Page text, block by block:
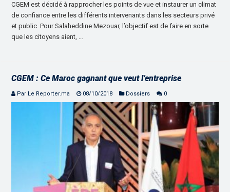
CGEM est décidé à rapprocher les points de vue et instaurer un climat
de confiance entre les différents intervenants dans les secteurs privé
et public. Pour Salaheddine Mezouar, l’objectif est de faire en sorte
que les citoyens aient, …
CGEM : Ce Maroc gagnant que veut l’entreprise
Par Le Reporter.ma 08/10/2018 Dossiers 0